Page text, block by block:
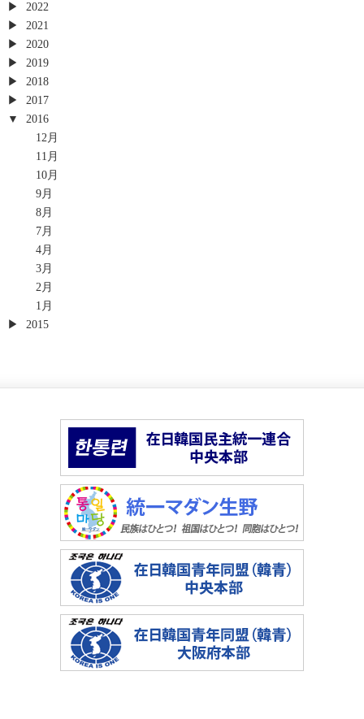
2022
2021
2020
2019
2018
2017
2016
12月
11月
10月
9月
8月
7月
4月
3月
2月
1月
2015